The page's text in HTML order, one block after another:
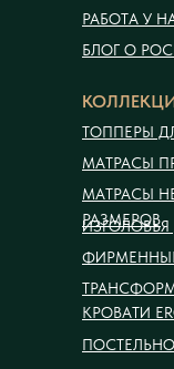
РАБОТА У
БЛОГ О
ТОППЕРЫ
МАТРАСЫ
МАТРАСЫ
РАЗМЕРОВ
ИЗГОЛОВЬЯ
КРОВАТИ